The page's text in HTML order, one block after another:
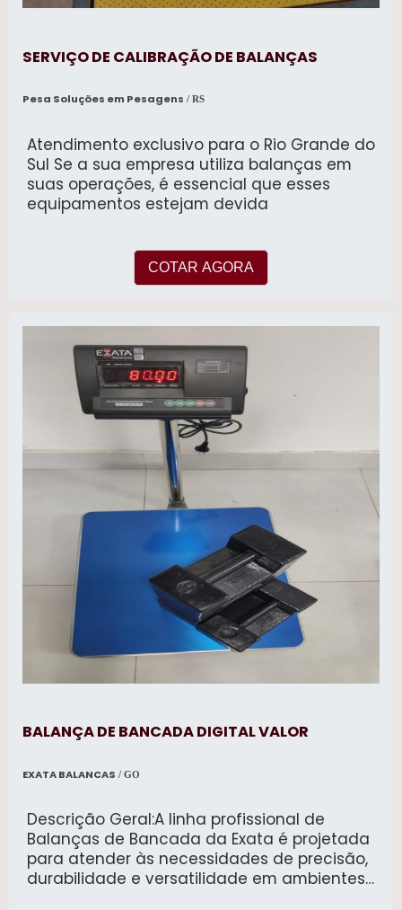
SERVIÇO DE CALIBRAÇÃO DE BALANÇAS
Pesa Soluções em Pesagens / RS
Atendimento exclusivo para o Rio Grande do
Sul Se a sua empresa utiliza balanças em
suas operações, é essencial que esses
equipamentos estejam devida
COTAR AGORA
BALANÇA DE BANCADA DIGITAL VALOR
EXATA BALANCAS / GO
Descrição Geral:A linha profissional de
Balanças de Bancada da Exata é projetada
para atender às necessidades de precisão,
durabilidade e versatilidade em ambientes